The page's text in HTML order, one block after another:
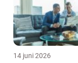
14 juni 2026